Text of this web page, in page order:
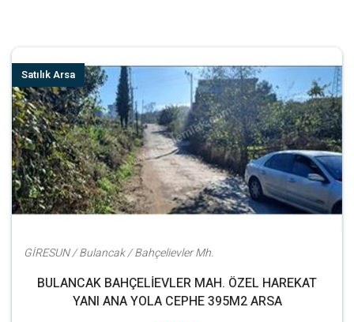
Satılık Arsa
GİRESUN / Bulancak / Bahçelievler Mh.
BULANCAK BAHÇELİEVLER MAH. ÖZEL HAREKAT
YANI ANA YOLA CEPHE 395M2 ARSA